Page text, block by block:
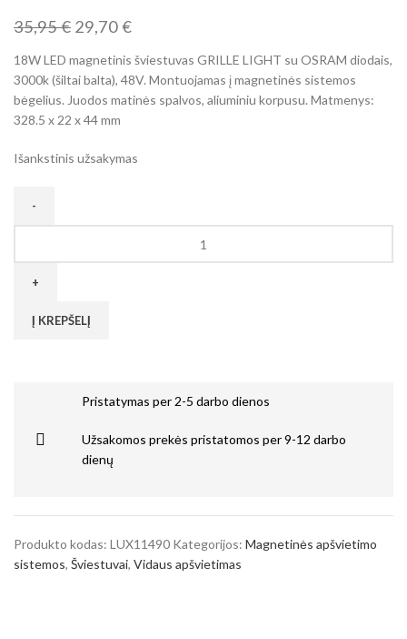
35,95€ 29,70€
18W LED magnetinis šviestuvas GRILLE LIGHT su OSRAM diodais,
3000k (šiltai balta), 48V. Montuojamas į magnetinės sistemos
bėgelius. Juodos matinės spalvos, aliuminiu korpusu. Matmenys:
328.5 x 22 x 44 mm
Išankstinis užsakymas
Į KREPŠELĮ
Pristatymas per 2-5 darbo dienos
Užsakomos prekės pristatomos per 9-12 darbo
dienų
Produkto kodas: LUX11490 Kategorijos: Magnetinės apšvietimo
sistemos, Šviestuvai, Vidaus apšvietimas